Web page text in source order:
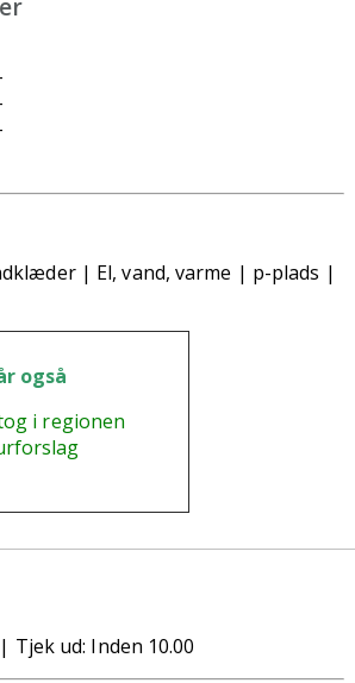
| El, vand, varme | p-plads |
også
i regionen
Tjek ud: Inden 10.00